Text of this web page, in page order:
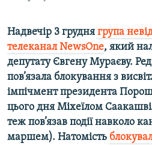
Надвечір 3 грудня група
телеканал NewsOne, який
депутату Євгену Мураєву.
пов’язала блокування з
імпічмент президента
цього дня Міхеїлом
теж пов’язав події навколо
маршем). Натомість